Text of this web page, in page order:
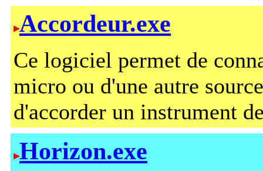
Accordeur.exe
Ce logiciel permet de
micro ou d'une autre
d'accorder un instrument
Horizon.exe